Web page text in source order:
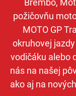
požičovňu
MOTO GP
okruhovej
vodičáku alebo
nás na našej
ako aj na